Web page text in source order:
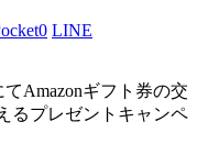
0 LINE
てAmazonギフト券の交
るプレゼントキャンペ